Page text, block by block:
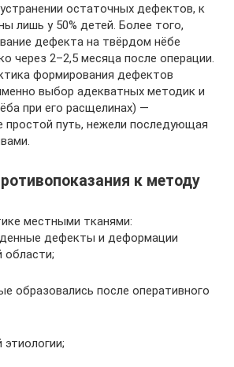
остаточных дефектов, к
лишь у 50% детей. Более того,
дефекта на твёрдом нёбе
через 2–2,5 месяца после операции.
формирования дефектов
выбор адекватных методик и
при его расщелинах) —
простой путь, нежели последующая
к методу
местными тканями:
дефекты и деформации
области;
образовались после оперативного